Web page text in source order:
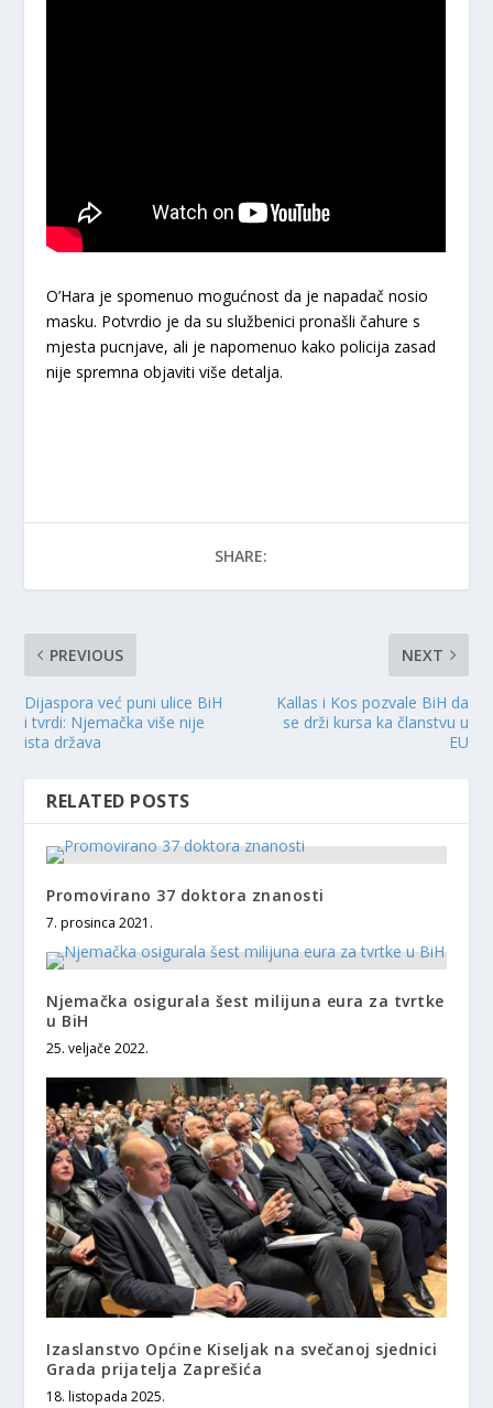
O’Hara je spomenuo mogućnost da je napadač nosio
masku. Potvrdio je da su službenici pronašli čahure s
mjesta pucnjave, ali je napomenuo kako policija zasad
nije spremna objaviti više detalja.
SHARE:
PREVIOUS
Dijaspora već puni ulice BiH
i tvrdi: Njemačka više nije
ista država
NEXT
Kallas i Kos pozvale BiH da
se drži kursa ka članstvu u
EU
RELATED POSTS
Promovirano 37 doktora znanosti
7. prosinca 2021.
Njemačka osigurala šest milijuna eura za tvrtke
u BiH
25. veljače 2022.
Izaslanstvo Općine Kiseljak na svečanoj sjednici
Grada prijatelja Zaprešića
18. listopada 2025.